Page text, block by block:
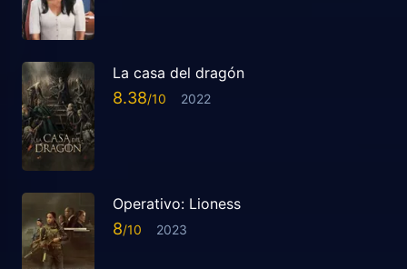
La casa del dragón
8.38 2022
Operativo: Lioness
8 2023